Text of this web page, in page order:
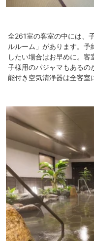
全261室の客室の中には、
ルルーム」があります。
したい場合はお早めに。
子様用のパジャマもあるの
能付き空気清浄器は全客室